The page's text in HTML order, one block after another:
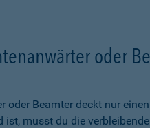
oder
oder Beamter deckt nur
musst du die